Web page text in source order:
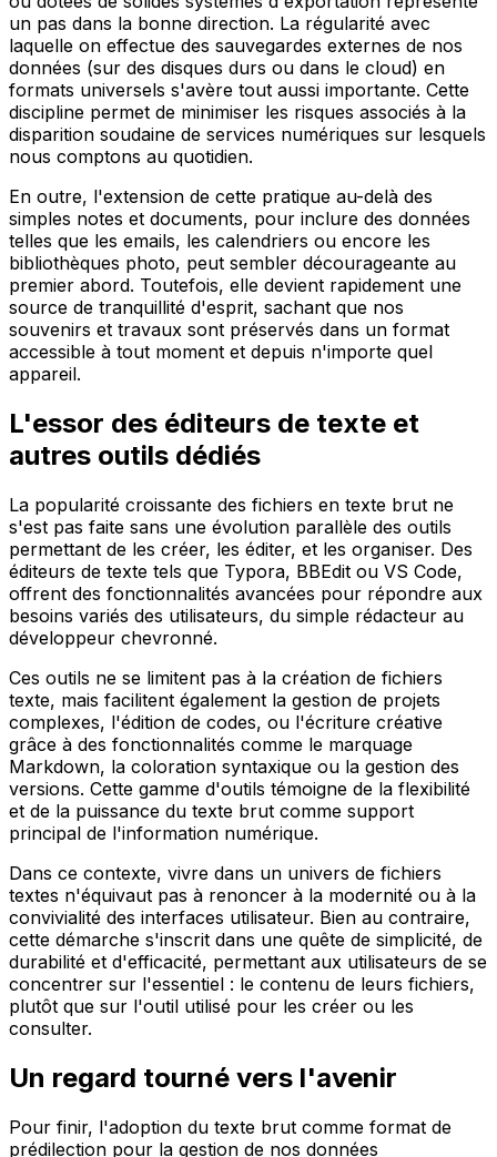
un pas dans la bonne direction. La régularité avec
laquelle on effectue des sauvegardes externes de nos
données (sur des disques durs ou dans le cloud) en
formats universels s'avère tout aussi importante. Cette
discipline permet de minimiser les risques associés à la
disparition soudaine de services numériques sur lesquels
nous comptons au quotidien.
En outre, l'extension de cette pratique au-delà des
simples notes et documents, pour inclure des données
telles que les emails, les calendriers ou encore les
bibliothèques photo, peut sembler décourageante au
premier abord. Toutefois, elle devient rapidement une
source de tranquillité d'esprit, sachant que nos
souvenirs et travaux sont préservés dans un format
accessible à tout moment et depuis n'importe quel
appareil.
L'essor des éditeurs de texte et
autres outils dédiés
La popularité croissante des fichiers en texte brut ne
s'est pas faite sans une évolution parallèle des outils
permettant de les créer, les éditer, et les organiser. Des
éditeurs de texte tels que Typora, BBEdit ou VS Code,
offrent des fonctionnalités avancées pour répondre aux
besoins variés des utilisateurs, du simple rédacteur au
développeur chevronné.
Ces outils ne se limitent pas à la création de fichiers
texte, mais facilitent également la gestion de projets
complexes, l'édition de codes, ou l'écriture créative
grâce à des fonctionnalités comme le marquage
Markdown, la coloration syntaxique ou la gestion des
versions. Cette gamme d'outils témoigne de la flexibilité
et de la puissance du texte brut comme support
principal de l'information numérique.
Dans ce contexte, vivre dans un univers de fichiers
textes n'équivaut pas à renoncer à la modernité ou à la
convivialité des interfaces utilisateur. Bien au contraire,
cette démarche s'inscrit dans une quête de simplicité, de
durabilité et d'efficacité, permettant aux utilisateurs de se
concentrer sur l'essentiel : le contenu de leurs fichiers,
plutôt que sur l'outil utilisé pour les créer ou les
consulter.
Un regard tourné vers l'avenir
Pour finir, l'adoption du texte brut comme format de
prédilection pour la gestion de nos données